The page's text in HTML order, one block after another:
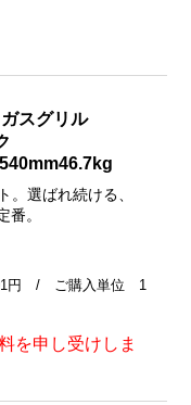
スグリル
。選ばれ続ける、
番。
円 / ご購入単位 1
を申し受けしま